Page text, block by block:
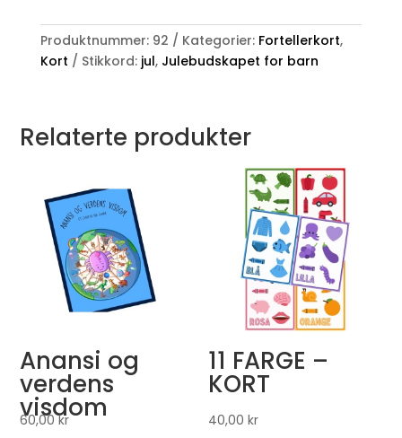
Produktnummer: 92 Kategorier: Fortellerkort,
Kort
Stikkord: jul, Julebudskapet for barn
Relaterte produkter
Anansi og
verdens
visdom
60,00kr
11 FARGE –
KORT
40,00kr